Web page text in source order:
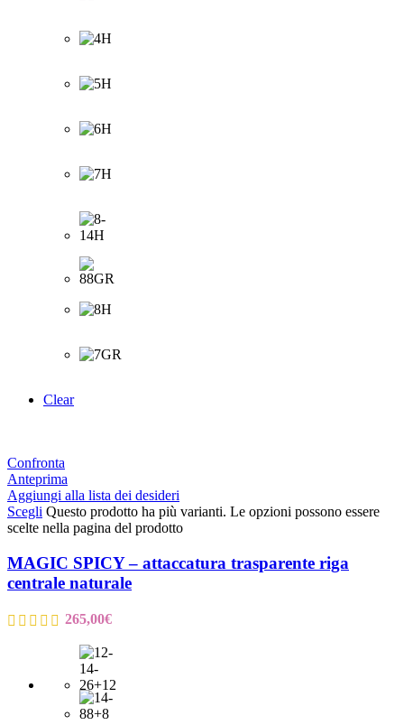
Clear
Confronta
Anteprima
Aggiungi alla lista dei desideri
Scegli Questo prodotto ha più varianti. Le opzioni possono essere
scelte nella pagina del prodotto
MAGIC SPICY – attaccatura trasparente riga
centrale naturale
265,00€